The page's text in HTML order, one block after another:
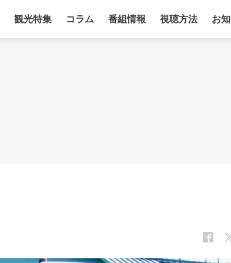
観光特集 コラム 番組情報 視聴方法 お